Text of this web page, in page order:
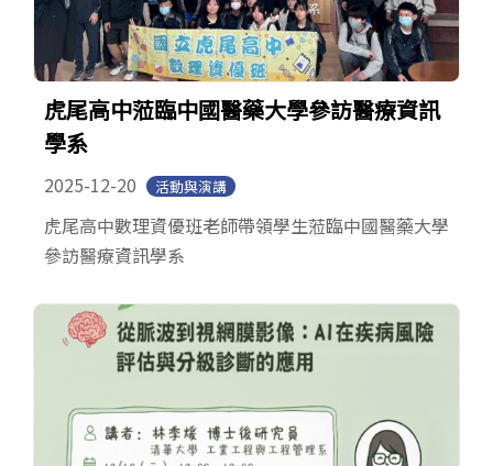
虎尾高中蒞臨中國醫藥大學參訪醫療資訊
學系
2025-12-20 活動與演講
虎尾高中數理資優班老師帶領學生蒞臨中國醫藥大學
參訪醫療資訊學系